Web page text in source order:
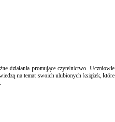
działania promujące czytelnictwo. Uczniowie
na temat swoich ulubionych książek, które